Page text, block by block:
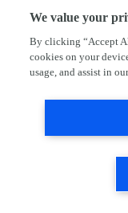
We value your
By clicking “Accept
cookies on your
usage, and assist in